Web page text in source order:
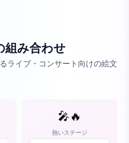
組み合わせ
ライブ・コンサート向けの絵文
🎤🔥
熱いステージ